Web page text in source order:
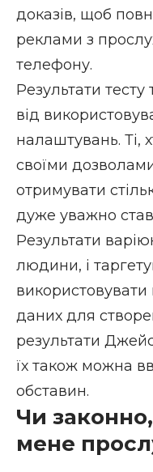
доказів, щоб
реклами з
телефону.
Результати
від
налаштувань. Ті,
своїми
отримувати
дуже уважно
Результати
людини, і
використовувати
даних для
результати
їх також можна
обставин.
Чи
мене